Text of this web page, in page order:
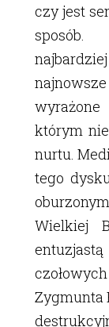
czy jest
którym
nurtu.
tego
Wielkiej
Zygmunta